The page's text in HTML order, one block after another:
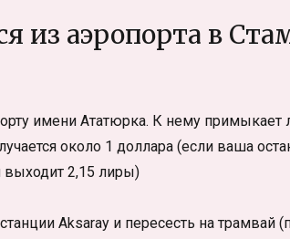
из аэропорта в
имени Ататюрка. К нему примыкает
около 1 доллара (если ваша
выходит 2,15 лиры)
Aksaray и пересесть на трамвай